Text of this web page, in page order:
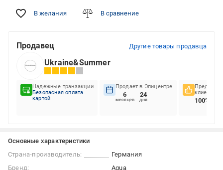
В желания В сравнение
Продавец Другие товары продавца
Ukraine&Summer
Надежные транзакции
Безопасная оплата
картой
Продает в Эпицентре
6
месяцев
24
дня
клиентов
100%
Основные характеристики
Страна-производитель:
Германия
Бренд:
Aqua